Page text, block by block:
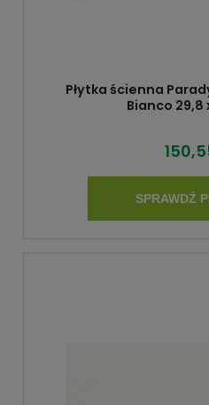
Płytka ścienna
Bianco 29,8
SPRAWDŹ